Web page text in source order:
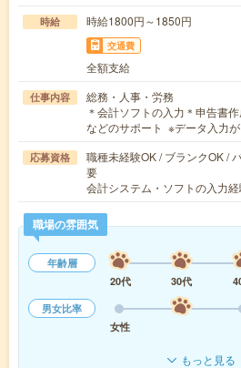
時給 時給1800円～1850円
交通費
全額支給
仕事内容
総務・人事・労務
＊会計ソフトの入力＊申告書
などのサポート ※データ入力
応募資格
職種未経験OK / ブランクOK /
要
会計システム・ソフトの入力
職場の雰囲気
年齢層
20代
30代
男女比率
女性
もっと見る